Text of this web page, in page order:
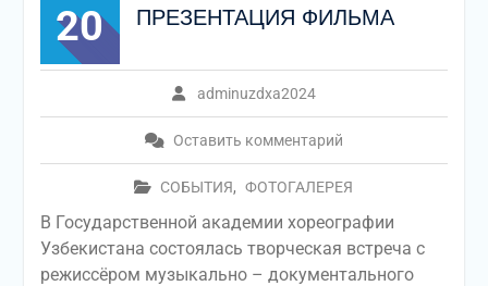
20
ПРЕЗЕНТАЦИЯ ФИЛЬМА
adminuzdxa2024
Оставить комментарий
СОБЫТИЯ, ФОТОГАЛЕРЕЯ
В Государственной академии хореографии
Узбекистана состоялась творческая встреча с
режиссёром музыкально – документального